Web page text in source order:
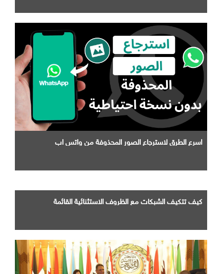
اسرع الطرق لاسترجاع الصور المحذوفة من واتس اب
كيف تتكيف الشبكات مع الظروف الاستثنائية القائمة